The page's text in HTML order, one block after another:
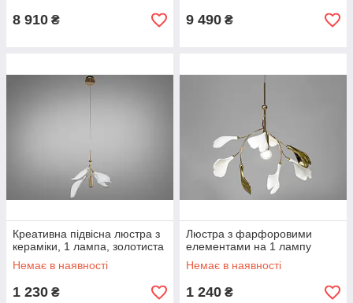
8 910 ₴ 9 490 ₴
Креативна підвісна люстра з
кераміки, 1 лампа, золотиста
Немає в наявності
1 230 ₴
Люстра з фарфоровими
елементами на 1 лампу
Немає в наявності
1 240 ₴